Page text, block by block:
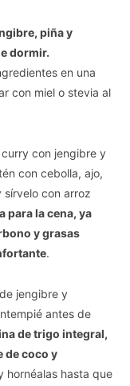
piña y
dormir.
en una
con miel o stevia al
con jengibre y
con cebolla, ajo,
con arroz
para la cena, ya
y grasas
.
jengibre y
antes de
de trigo integral,
de coco y
hornéalas hasta que